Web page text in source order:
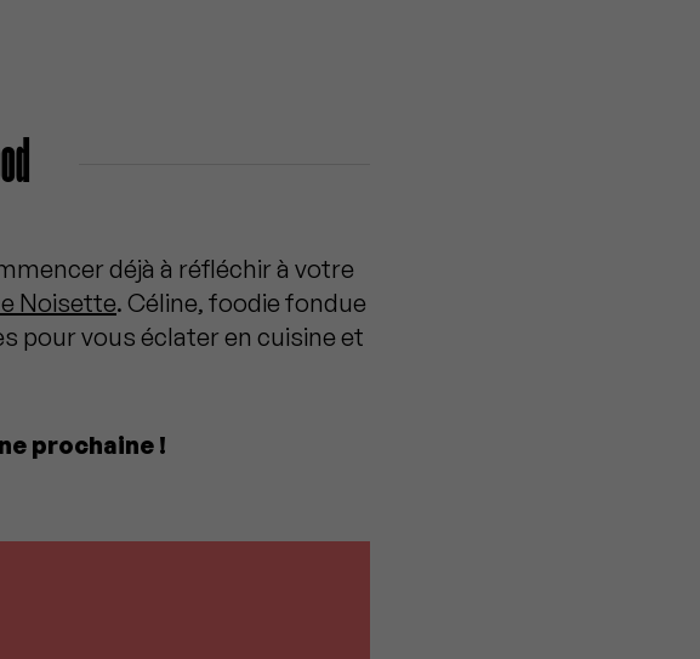
déjà à réfléchir à votre
Noisette. Céline, foodie fondue
pour vous éclater en cuisine et
prochaine !